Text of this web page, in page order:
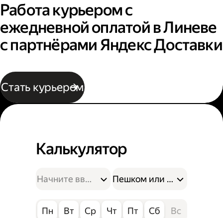
Работа курьером с
ежедневной оплатой в Линеве
с партнёрами Яндекс Доставки
Стать курьером
Калькулятор
Пешком или на
Пн Вт Ср Чт Пт Сб Вс